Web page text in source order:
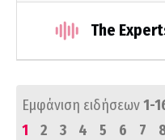
The
Εμφάνιση ειδήσεων1-
1
2 3 4 5 6 7